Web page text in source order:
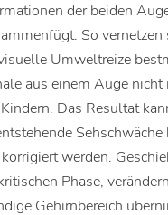
der beiden
So vernetzen
Umweltreize
aus einem Auge nicht
Das Resultat
Sehschwäche
werden.
Phase,
Gehirnbereich